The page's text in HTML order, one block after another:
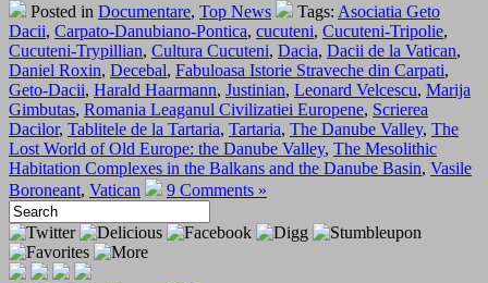
Posted in Documentare, Top News Tags: Asociatia Geto
Dacii, Carpato-Danubiano-Pontica, cucuteni, Cucuteni-Tripolie,
Cucuteni-Trypillian, Cultura Cucuteni, Dacia, Dacii de la Vatican,
Daniel Roxin, Decebal, Fabuloasa Istorie Straveche din Carpati,
Geto-Dacii, Harald Haarmann, Justinian, Leonard Velcescu, Marija
Gimbutas, Romania Leaganul Civilizatiei Europene, Scrierea
Dacilor, Tablitele de la Tartaria, Tartaria, The Danube Valley, The
Lost World of Old Europe: the Danube Valley, The Mesolithic
Habitation Complexes in the Balkans and the Danube Basin, Vasile
Boroneant, Vatican 9 Comments »